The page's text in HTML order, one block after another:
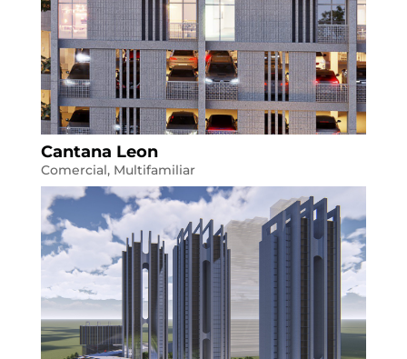
Cantana Leon
Comercial, Multifamiliar